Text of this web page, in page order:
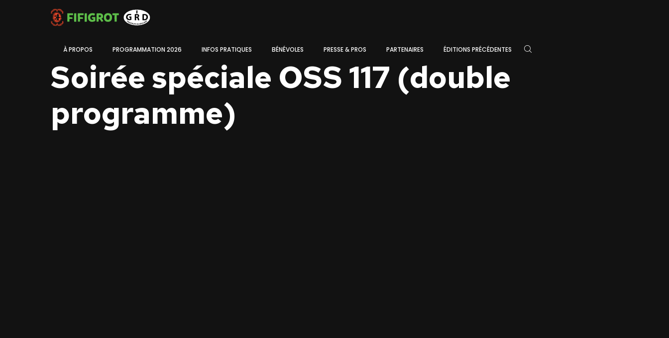
À PROPOS PROGRAMMATION 2026 INFOS PRATIQUES BÉNÉVOLES PRESSE & PROS PARTENAIRES ÉDITIONS PRÉCÉDENTES
Soirée spéciale OSS 117 (double
programme)